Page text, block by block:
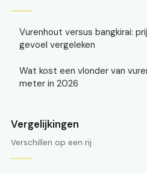
Vurenhout versus bangkirai:
gevoel vergeleken
Wat kost een vlonder van
meter in 2026
Vergelijkingen
Verschillen op een rij